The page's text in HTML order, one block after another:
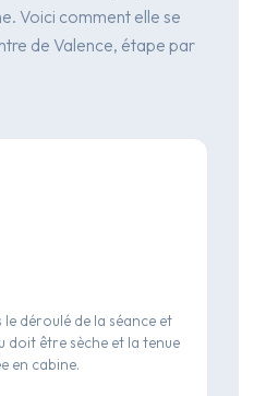
Voici comment elle se
de Valence, étape par
déroulé de la séance et
doit être sèche et la tenue
en cabine.